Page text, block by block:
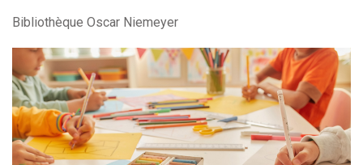
Bibliothèque Oscar Niemeyer